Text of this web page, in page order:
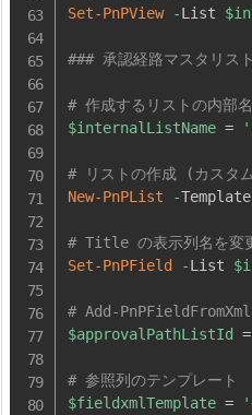
Set-PnPView
-List
### 承認経路マスタリス
# 作成するリストの内部名
$internalListName =
# リストの作成 (カスタ
New-PnPList
-
# Title の表示列名を変
Set-PnPField
-List
# Add-
$approvalPathListId
=
# 参照列のテンプレート
$fieldxmlTemplate =